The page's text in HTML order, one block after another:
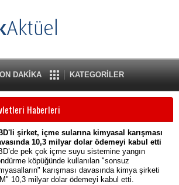
DAKİKA KATEGORİLER
Haberleri
şirket, içme sularına kimyasal karışması
10,3 milyar dolar ödemeyi kabul etti
pek çok içme suyu sistemine yangın
köpüğünde kullanılan "sonsuz
karışması davasında kimya şirketi
10,3 milyar dolar ödemeyi kabul etti.